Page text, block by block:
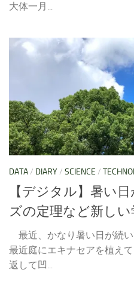
大体一月...
DATA/ DIARY/ SCIENCE /
【デジタル】暑い
ズの定理など新し
最近、かなり暑い日が続い
最近庭にエキナセアを植え
返して凹...